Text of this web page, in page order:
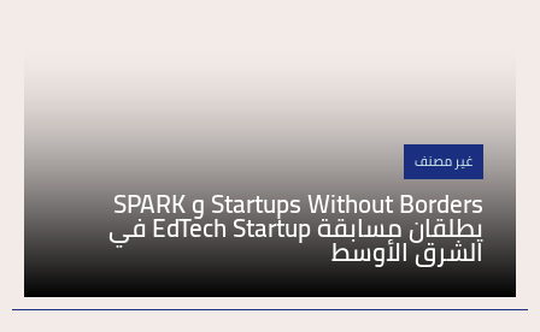
غير مصنف
Startups Without Borders و SPARK
يطلقان مسابقة EdTech Startup في
الشرق الأوسط